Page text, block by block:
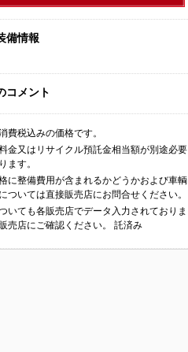
備情報
コメント
費税込みの価格です。
金又はリサイクル預託金相当額が別途必要
ます。
に整備費用が含まれるかどうかおよび車輌
ついては直接販売店にお問合せください。
いても各販売店でデータ入力されておりま
売店にご確認ください。 託済み